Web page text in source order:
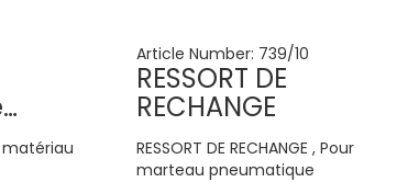
matériau
Article Number: 739/10
RESSORT DE
RECHANGE
RESSORT DE RECHANGE , Pour
marteau pneumatique